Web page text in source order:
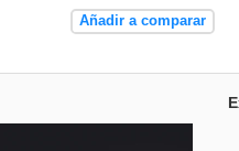
Añadir a comparar